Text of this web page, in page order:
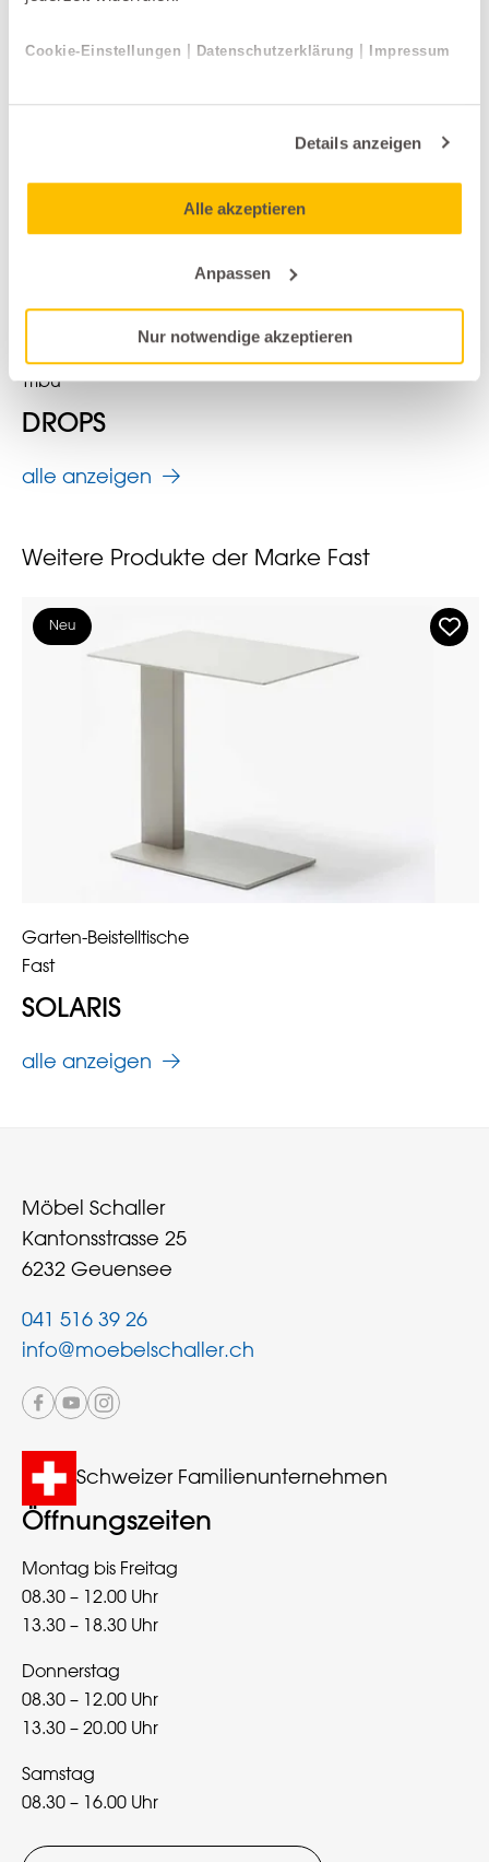
Cookie-Einstellungen | Datenschutzerklärung | Impressum
Details anzeigen
Alle akzeptieren
Anpassen
Nur notwendige akzeptieren
alle anzeigen
Tribù
DROPS
Weitere Produkte der Marke Fast
alle anzeigen
Neu
Garten-Beistelltische
Fast
SOLARIS
Möbel Schaller
Kantonsstrasse 25
6232 Geuensee
041 516 39 26
info@moebelschaller.ch
Schweizer Familienunternehmen
Öffnungszeiten
Montag bis Freitag
08.30 – 12.00 Uhr
13.30 – 18.30 Uhr
Donnerstag
08.30 – 12.00 Uhr
13.30 – 20.00 Uhr
Samstag
08.30 – 16.00 Uhr